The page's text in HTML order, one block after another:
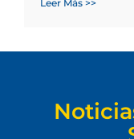
Leer Más >>